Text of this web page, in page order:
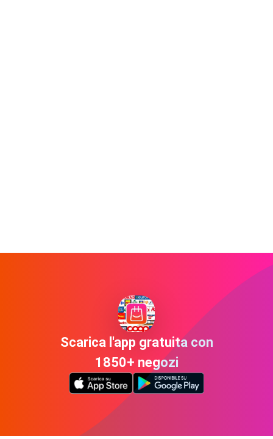
Scarica l'app gratuita con
1850+ negozi